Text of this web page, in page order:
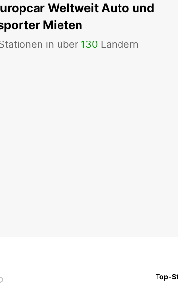
Weltweit Auto und
Mieten
in über 130 Ländern
Top-